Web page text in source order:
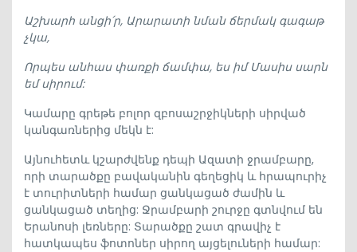
Աշխարհ անցի՛ր, Արարատի նման ճերմակ գագաթ
չկա,
Որպես անհաս փառքի ճամփա, ես իմ Մասիս սարն
եմ սիրում:
Կամարը գրեթե բոլոր զբոսաշրջիկների սիրված
կանգառներից մեկն է:
Այնուհետև կշարժվենք դեպի Ազատի ջրամբարը,
որի տարածքը բավականին գեղեցիկ և հրապուրիչ
է տուրիտների համար ցանկացած ժամին և
ցանկացած տեղից: Ջրամբարի շուրջը գտնվում են
Երանոսի լեռները: Տարածքը շատ գրավիչ է
հատկապես ֆոտոներ սիրող այցելուների համար: